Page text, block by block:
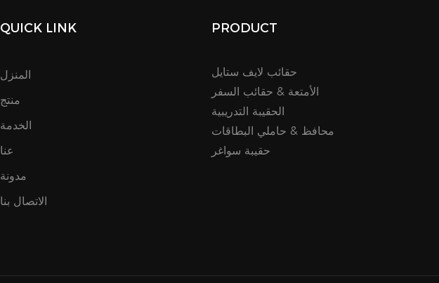
QUICK LINK
المنزل
منتج
الخدمة
عنا
مدونة
الاتصال بنا
PRODUCT
حقائب لايف ستايل
الأمتعة & حقائب السفر
الحقيبة التدريبية
محافظ & حاملي البطاقات
حقيبة سواغر